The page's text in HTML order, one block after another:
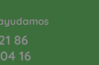
86
16